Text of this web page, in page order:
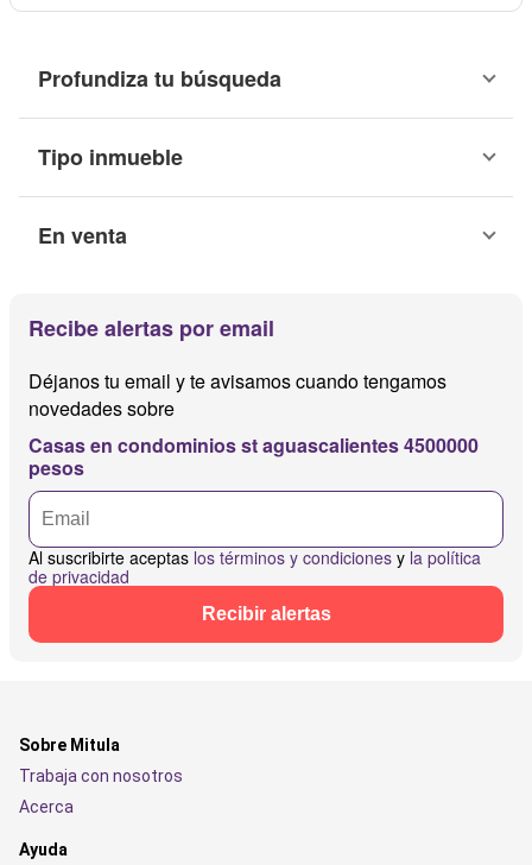
Profundiza tu búsqueda
Tipo inmueble
En venta
Recibe alertas por email
Déjanos tu email y te avisamos cuando tengamos
novedades sobre
Casas en condominios st aguascalientes 4500000
pesos
Al suscribirte aceptas los términos y condiciones y la política
de privacidad
Recibir alertas
Sobre Mitula
Trabaja con nosotros
Acerca
Ayuda